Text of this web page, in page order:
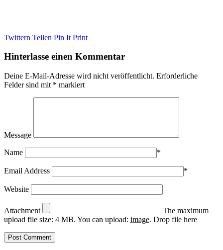
Twittern Teilen Pin It Print
Hinterlasse einen Kommentar
Deine E-Mail-Adresse wird nicht veröffentlicht. Erforderliche
Felder sind mit * markiert
Message
Name *
Email Address *
Website
Attachment
The maximum
upload file size: 4 MB. You can upload: image. Drop file here